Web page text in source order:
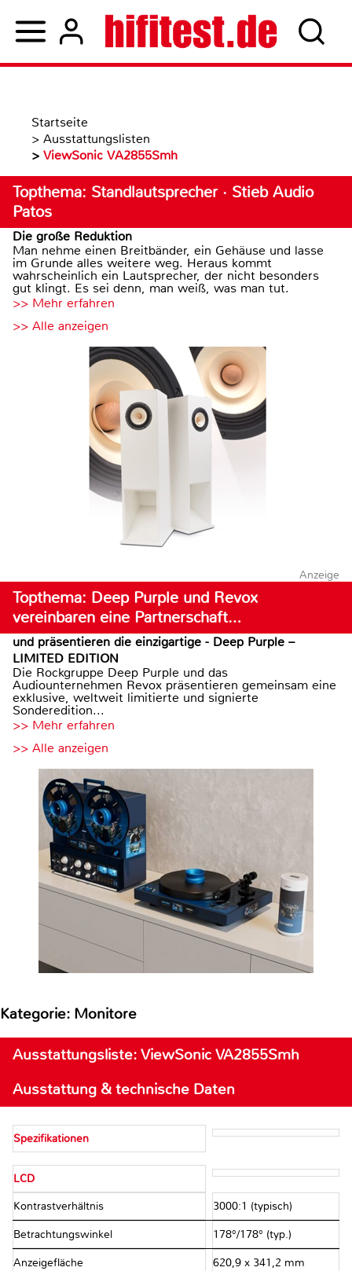
Startseite
> Ausstattungslisten
> ViewSonic VA2855Smh
Topthema: Standlautsprecher · Stieb Audio
Patos
Die große Reduktion
Man nehme einen Breitbänder, ein Gehäuse und lasse
im Grunde alles weitere weg. Heraus kommt
wahrscheinlich ein Lautsprecher, der nicht besonders
gut klingt. Es sei denn, man weiß, was man tut.
>> Mehr erfahren
>> Alle anzeigen
Anzeige
Topthema: Deep Purple und Revox
vereinbaren eine Partnerschaft…
und präsentieren die einzigartige - Deep Purple –
LIMITED EDITION
Die Rockgruppe Deep Purple und das
Audiounternehmen Revox präsentieren gemeinsam eine
exklusive, weltweit limitierte und signierte
Sonderedition...
>> Mehr erfahren
>> Alle anzeigen
Kategorie: Monitore
Ausstattungsliste: ViewSonic VA2855Smh
Ausstattung & technische Daten
Spezifikationen
LCD
Kontrastverhältnis 3000:1 (typisch)
Betrachtungswinkel 178°/178° (typ.)
Anzeigefläche 620,9 x 341,2 mm